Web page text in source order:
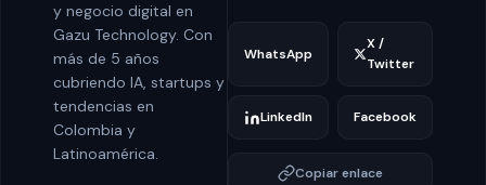
y negocio digital en
Gazu Technology. Con
más de 5 años
cubriendo IA, startups y
tendencias en
Colombia y
Latinoamérica.
WhatsApp
X /
Twitter
LinkedIn Facebook
Copiar enlace